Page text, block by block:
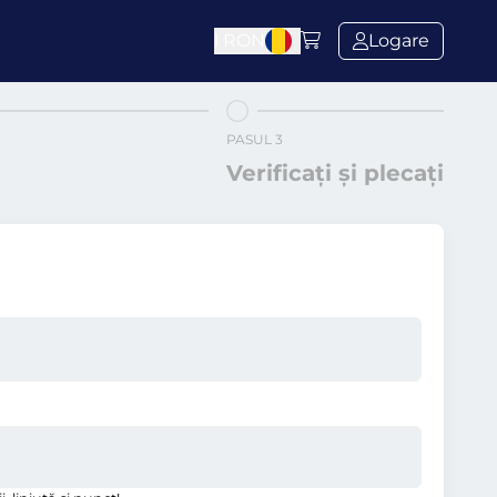
Logare
PASUL 3
Verificați și plecați